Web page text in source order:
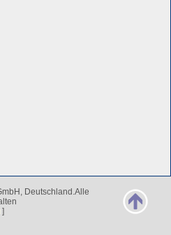
Deutschland.Alle
]